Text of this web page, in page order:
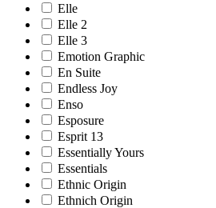
Elle
Elle 2
Elle 3
Emotion Graphic
En Suite
Endless Joy
Enso
Esposure
Esprit 13
Essentially Yours
Essentials
Ethnic Origin
Ethnich Origin